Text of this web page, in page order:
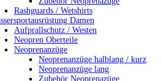
Rashguards / Wetshirts
Damen
Aufprallschutz / Westen
Neopren Oberteile
Neoprenanzüge
Neoprenanzüge halblang / kurz
Neoprenanzüge lang
Zubehör Neoprenazüge